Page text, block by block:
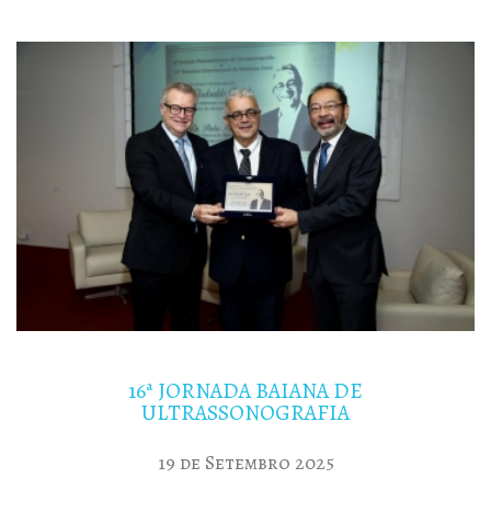
16ª JORNADA BAIANA DE
ULTRASSONOGRAFIA
19 de Setembro 2025